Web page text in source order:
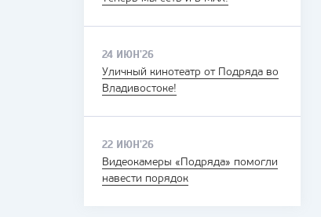
24 ИЮН'26
Уличный кинотеатр от Подряда во
Владивостоке!
22 ИЮН'26
Видеокамеры «Подряда» помогли
навести порядок